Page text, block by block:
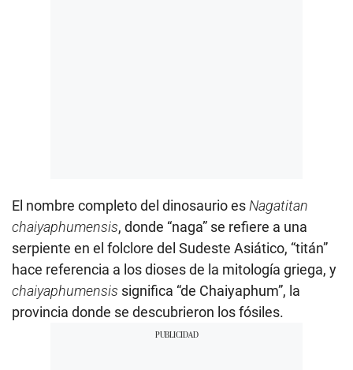
El nombre completo del dinosaurio es Nagatitan
chaiyaphumensis, donde “naga” se refiere a una
serpiente en el folclore del Sudeste Asiático, “titán”
hace referencia a los dioses de la mitología griega, y
chaiyaphumensis significa “de Chaiyaphum”, la
provincia donde se descubrieron los fósiles.